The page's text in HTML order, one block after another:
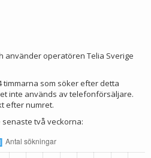
använder operatören Telia Sverige
som söker efter detta
inte används av telefonförsäljare.
efter numret.
senaste två veckorna: